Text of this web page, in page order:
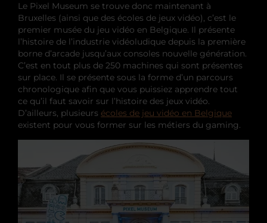
Le Pixel Museum se trouve donc maintenant à
Bruxelles (ainsi que des écoles de jeux vidéo), c’est le
premier musée du jeu vidéo en Belgique. Il présente
l’histoire de l’industrie vidéoludique depuis la première
borne d’arcade jusqu’aux consoles nouvelle génération.
C’est en tout plus de 250 machines qui sont présentes
sur place. Il se présente sous la forme d’un parcours
chronologique afin que vous puissiez apprendre tout
ce qu’il faut savoir sur l’histoire des jeux vidéo.
D’ailleurs, plusieurs écoles de jeu vidéo en Belgique
existent pour vous former sur les métiers du gaming.